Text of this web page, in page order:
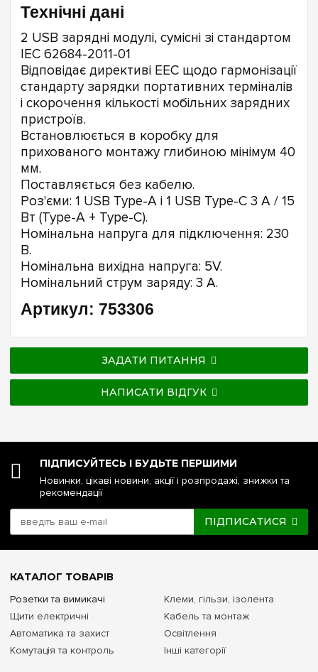
Технічні дані
2 USB зарядні модулі, сумісні зі стандартом
IEC 62684-2011-01
Відповідає директиві EEC щодо гармонізації
стандарту зарядки портативних терміналів
і скорочення кількості мобільних зарядних
пристроїв.
Встановлюється в коробку для
прихованого монтажу глибиною мінімум 40
мм.
Поставляється без кабелю.
Роз'єми: 1 USB Type-A і 1 USB Type-C 3 A / 15
Вт (Type-A + Type-C).
Номінальна напруга для підключення: 230
В.
Номінальна вихідна напруга: 5V.
Номінальний струм заряду: 3 A.
Артикул: 753306
ЗАДАТИ ПИТАННЯ
НАПИСАТИ ВІДГУК
ПІДПИСУЙТЕСЬ І БУДЬТЕ ПЕРШИМИ
Новинки, цікаві новини, акції і розпродажі, знижки та
рекомендації
ПІДПИСАТИСЯ
КАТАЛОГ ТОВАРІВ
Розетки та вимикачі
Щити електричні
Автоматика та захист
Комутація та контроль
Клеми, гільзи, ізолента
Кабель та монтаж
Освітлення
Інші категорії